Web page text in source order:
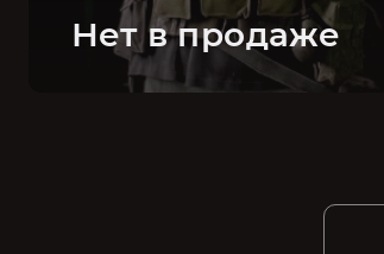
Нет в продаже